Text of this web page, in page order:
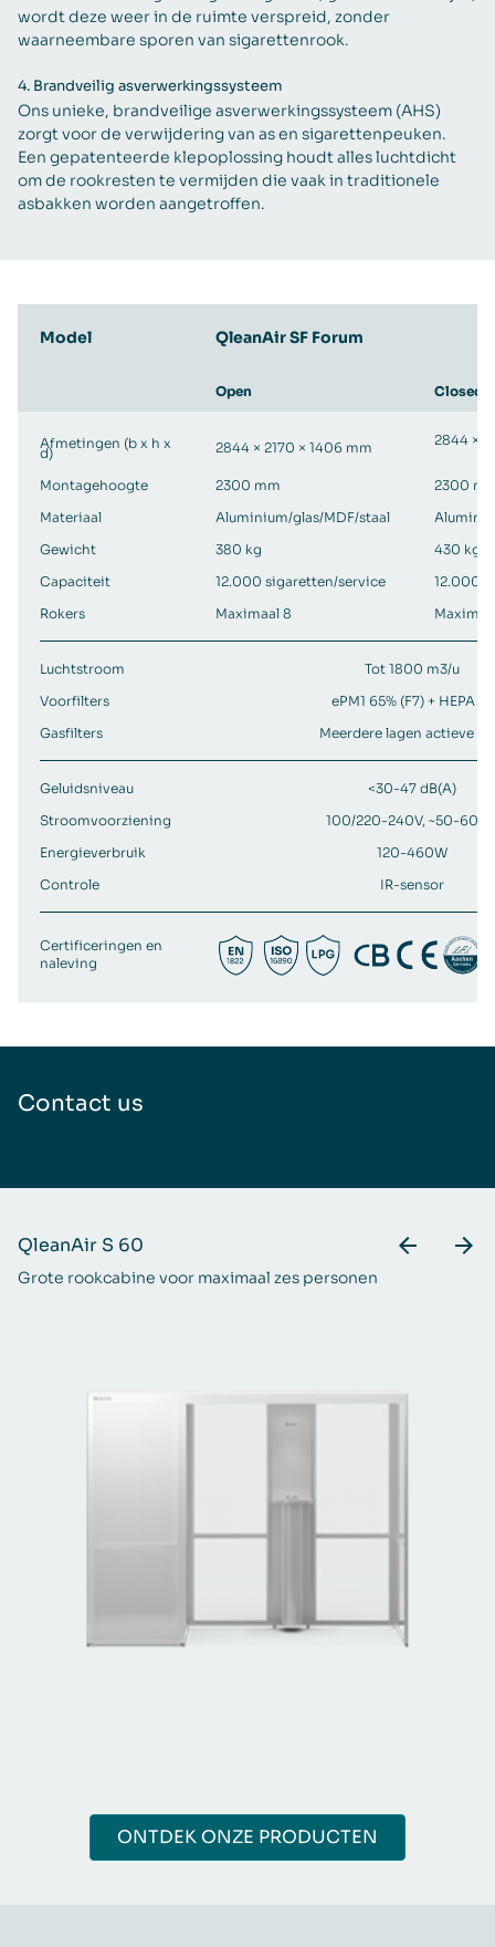
wordt deze weer in de ruimte verspreid, zonder
waarneembare sporen van sigarettenrook.
4. Brandveilig asverwerkingssysteem
Ons unieke, brandveilige asverwerkingssysteem (AHS)
zorgt voor de verwijdering van as en sigarettenpeuken.
Een gepatenteerde klepoplossing houdt alles luchtdicht
om de rookresten te vermijden die vaak in traditionele
asbakken worden aangetroffen.
Model QleanAir SF Forum
Open Closed
Afmetingen (b x h x
d) 2844 × 2170 × 1406 mm 2844 ×
Montagehoogte 2300 mm
2300
Materiaal
Aluminium/glas/MDF/staal
Gewicht
380 kg
430 kg
Capaciteit
12.000 sigaretten/service
12.000
Rokers
Maximaal 8
Luchtstroom
Tot 1800 m3/u
Voorfilters
ePM1 65% (F7) + HEPA 14
Gasfilters
Meerdere lagen actieve
Geluidsniveau
<30-47 dB(A)
Stroomvoorziening
100/220-240V, ~50-60
Energieverbruik
120-460W
Controle
IR-sensor
Certificeringen en
naleving
Contact us
QleanAir S 60
Grote rookcabine voor maximaal zes personen
ONTDEK ONZE PRODUCTEN